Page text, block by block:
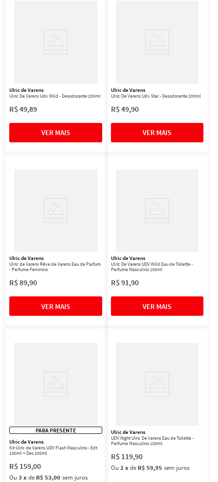
Ulric de Varens
Ulric De Varens Udv Wild - Desodorante 200ml
R$49,89
Ulric de Varens
Ulric De Varens Udv Star - Desodorante 200ml
R$49,90
Ulric de Varens
Ulric de Varens Rêve de Varens Eau de Parfum
- Perfume Feminino
R$89,90
Ulric de Varens
Ulric De Varens UDV Wild Eau de Toilette -
Perfume Masculino 100ml
R$91,90
PARA PRESENTE
Ulric de Varens
Kit Ulric de Varens UDV Flash Masculino - Edt
100ml + Des 200ml
R$ 159,00
Ou 3 xde R$ 53,00 sem juros
Ulric de Varens
UDV Night Ulric De Varens Eau de Toilette -
Perfume Masculino 100ml
R$ 119,90
Ou 2 xde R$ 59,95 sem juros